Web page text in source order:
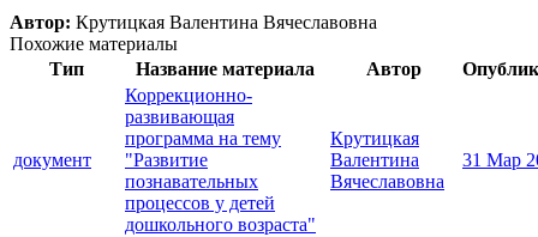
Автор: Крутицкая Валентина Вячеславовна
Похожие материалы
Тип
Название материала Автор
документ
Коррекционно-
развивающая
программа на тему
"Развитие
познавательных
процессов у детей
дошкольного возраста"
Крутицкая
Валентина
Вячеславовна
31 Мар